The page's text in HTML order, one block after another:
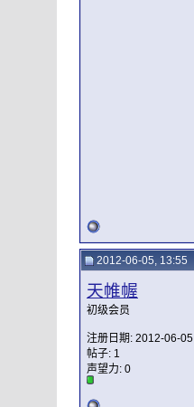
2012-06-05, 13:55
天帷幄
初级会员
注册日期: 2012-06-05
帖子: 1
声望力: 0